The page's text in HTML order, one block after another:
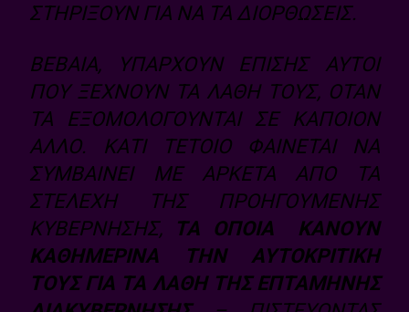
ΣΤΗΡΊΞΟΥΝ ΓΙΑ ΝΑ ΤΑ ΔΙΟΡΘΏΣΕΙΣ.
ΒΈΒΑΙΑ, ΥΠΆΡΧΟΥΝ ΕΠΊΣΗΣ ΑΥΤΟΊ
ΠΟΥ ΞΕΧΝΟΎΝ ΤΑ ΛΆΘΗ ΤΟΥΣ, ΌΤΑΝ
ΤΑ ΕΞΟΜΟΛΟΓΟΎΝΤΑΙ ΣΕ ΚΆΠΟΙΟΝ
ΆΛΛΟ. ΚΆΤΙ ΤΈΤΟΙΟ ΦΑΊΝΕΤΑΙ ΝΑ
ΣΥΜΒΑΊΝΕΙ ΜΕ ΑΡΚΕΤΆ ΑΠΌ ΤΑ
ΣΤΕΛΈΧΗ ΤΗΣ ΠΡΟΗΓΟΎΜΕΝΗΣ
ΚΥΒΈΡΝΗΣΗΣ,
ΤΑ ΟΠΟΊΑ ΚΆΝΟΥΝ
ΚΑΘΗΜΕΡΙΝΆ ΤΗΝ ΑΥΤΟΚΡΙΤΙΚΉ
ΤΟΥΣ ΓΙΑ ΤΑ ΛΆΘΗ ΤΗΣ ΕΠΤΆΜΗΝΗΣ